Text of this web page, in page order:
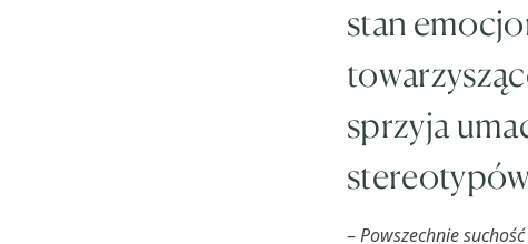
stan
sprzyja
–Powszechnie